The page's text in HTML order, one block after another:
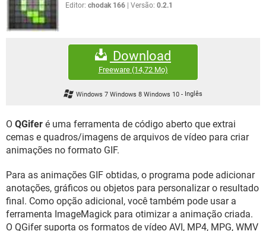
INSTAGRAM GMAIL
GUIA DE COMPRAS
OUTLOOK
JOGOS WHATSAPP
CELULAR
EXCEL
GMAIL
FÓRUM
FACEBOOK
EXCEL
GMAIL
WHATSAPP
INSTAGRAM GMAIL
GUIA DE COMPRAS
Editor: chodak 166 Versão: 0.2.1
Download
Freeware(14,72 Mo)
Windows 7 Windows 8 Windows 10 - Inglês
O QGifer é uma ferramenta de código aberto que extrai
cemas e quadros/imagens de arquivos de vídeo para criar
animações no formato GIF.
Para as animações GIF obtidas, o programa pode adicionar
anotações, gráficos ou objetos para personalizar o resultado
final. Como opção adicional, você também pode usar a
ferramenta ImageMagick para otimizar a animação criada.
O QGifer suporta os formatos de vídeo AVI, MP4, MPG, WMV